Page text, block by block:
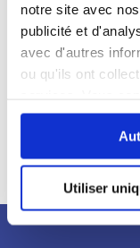
notre site avec
publicité et
avec d'autres
ou qu'ils ont
continuez à
Utiliser
de